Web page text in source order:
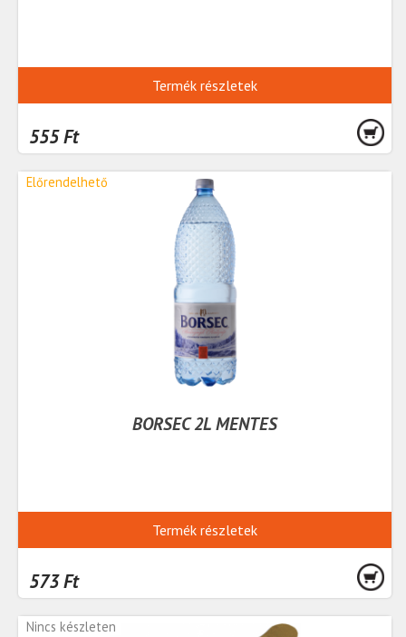
Termék részletek
555 Ft
Előrendelhető
BORSEC 2L MENTES
Termék részletek
573 Ft
Nincs készleten